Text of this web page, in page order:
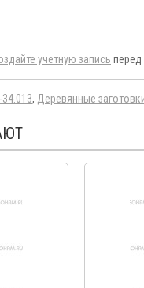
учетную запись перед
34.013, Деревянные